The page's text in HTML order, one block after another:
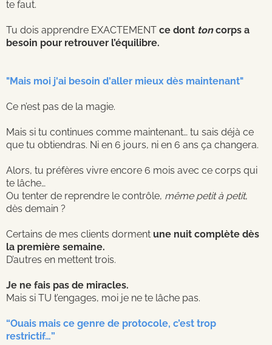
te faut.
Tu dois apprendre EXACTEMENT ce dont toncorps a
besoin pour retrouver l’équilibre.
"Mais moi j'ai besoin d'aller mieux dès maintenant"
Ce n’est pas de la magie.
Mais si tu continues comme maintenant… tu sais déjà ce
que tu obtiendras. Ni en 6 jours, ni en 6 ans ça changera.
Alors, tu préfères vivre encore 6 mois avec ce corps qui
te lâche…
Ou tenter de reprendre le contrôle, même petit à petit,
dès demain ?
Certains de mes clients dorment une nuit complète dès
la première semaine.
D’autres en mettent trois.
Je ne fais pas de miracles.
Mais si TU t’engages, moi je ne te lâche pas.
“Ouais mais ce genre de protocole, c’est trop
restrictif…”